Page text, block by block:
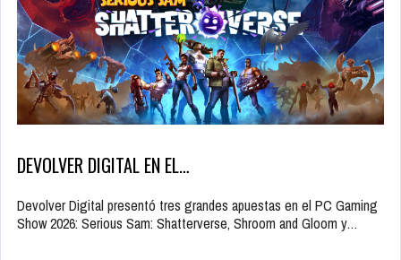
DEVOLVER DIGITAL EN EL…
Devolver Digital presentó tres grandes apuestas en el PC Gaming
Show 2026: Serious Sam: Shatterverse, Shroom and Gloom y…